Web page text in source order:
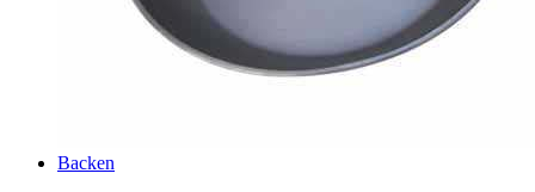
Backen